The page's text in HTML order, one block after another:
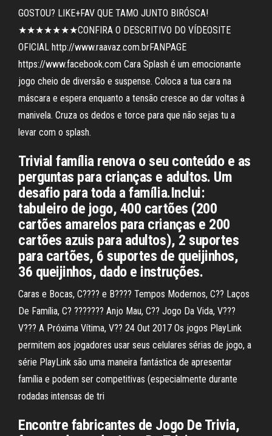
GOSTOU? LIKE+FAV QUE TAMO JUNTO BIRÓSCA!
★★★★★★★CONFIRA O DESCRITIVO DO VÍDEOSITE
OFICIAL http://www.raavaz.com.brFANPAGE
https://www.facebook.com Cara Splash é um emocionante
jogo cheio de diversão e suspense. Coloca a tua cara na
máscara e espera enquanto a tensão cresce ao dar voltas à
manivela. Cruza os dedos e torce para que não sejas tu a
levar com o splash.
Trivial família renova o seu conteúdo e as
perguntas para crianças e adultos. Um
desafio para toda a família.Inclui:
tabuleiro de jogo, 400 cartões (200
cartões amarelos para crianças e 200
cartões azuis para adultos), 2 suportes
para cartões, 6 suportes de queijinhos,
36 queijinhos, dado e instruções.
Caras e Bocas, C???? e B???? Tempos Modernos, C?? Laços
De Família, C? ??????? Anjo Mau, C?? Jogo Da Vida, V???
V??? A Próxima Vítima, V?? 24 Out 2017 Os jogos PlayLink
permitem aos jogadores usar seus celulares sérias de jogo, a
série PlayLink são uma maneira fantástica de apresentar
família e podem ser competitivas (especialmente durante
rodadas intensas de tri
Encontre fabricantes de Jogo De Trivia,